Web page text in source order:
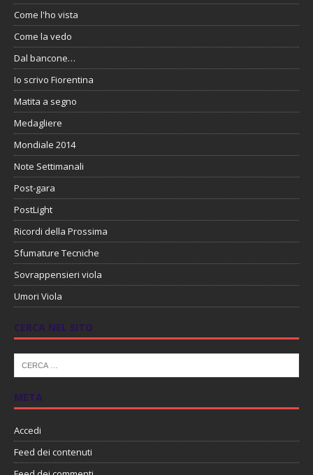
Come l'ho vista
Come la vedo
Dal bancone…
Io scrivo Fiorentina
Matita a segno
Medagliere
Mondiale 2014
Note Settimanali
Post-gara
PostLight
Ricordi della Prossima
Sfumature Tecniche
Sovrappensieri viola
Umori Viola
CERCA NEL SITO
META
Accedi
Feed dei contenuti